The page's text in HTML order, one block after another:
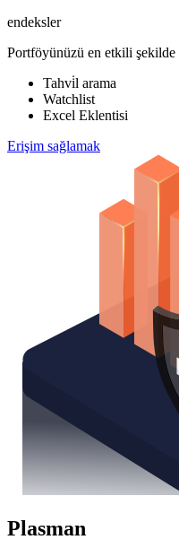
endeksler
Portföyünüzü en etkili şekilde
Tahvi̇l arama
Watchlist
Excel Eklentisi
Erişim sağlamak
Plasman